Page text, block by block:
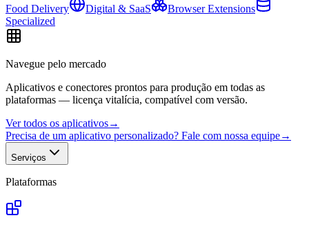
Food Delivery
Digital & SaaS
Browser Extensions
Specialized
Navegue pelo mercado
Aplicativos e conectores prontos para produção em todas as
plataformas — licença vitalícia, compatível com versão.
Ver todos os aplicativos→
Precisa de um aplicativo personalizado? Fale com nossa equipe→
Serviços
Plataformas